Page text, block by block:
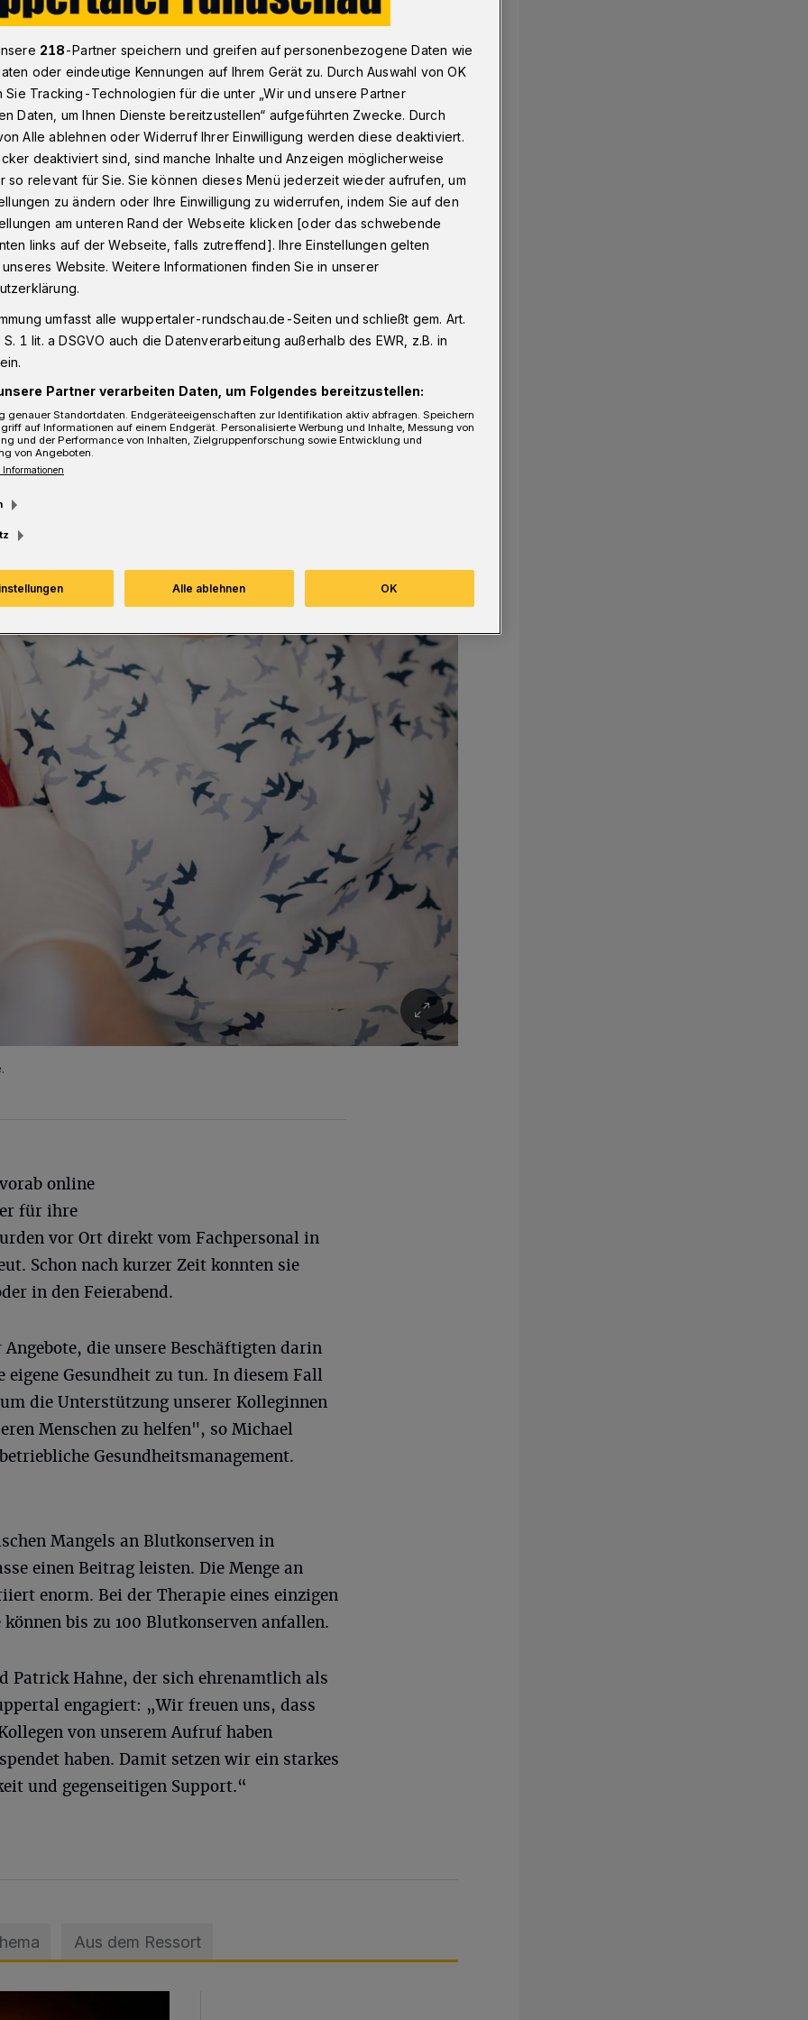
Sparkassen-Belegschaft spendete Blut
der Sparkasse Wuppertal haben in
Blut gespendet. Das Team
dazu gemeinsam mit dem DRK-
knapp fünfstündige Aktion organisiert.
online
für ihre
vor Ort direkt vom Fachpersonal in
Schon nach kurzer Zeit konnten sie
in den Feierabend.
die unsere Beschäftigten darin
Gesundheit zu tun. In diesem Fall
die Unterstützung unserer Kolleginnen
Menschen zu helfen", so Michael
Gesundheitsmanagement.
Mangels an Blutkonserven in
einen Beitrag leisten. Die Menge an
enorm. Bei der Therapie eines einzigen
bis zu 100 Blutkonserven anfallen.
Patrick Hahne, der sich ehrenamtlich als
engagiert: „Wir freuen uns, dass
von unserem Aufruf haben
haben. Damit setzen wir ein starkes
und gegenseitigen Support.“
Aus dem Ressort
218-Partner speichern und greifen auf personenbezogene Daten wie
oder eindeutige Kennungen auf Ihrem Gerät zu. Durch Auswahl von OK
Sie Tracking-Technologien für die unter „Wir und unsere Partner
Daten, um Ihnen Dienste bereitzustellen“ aufgeführten Zwecke. Durch
Alle ablehnen oder Widerruf Ihrer Einwilligung werden diese deaktiviert.
deaktiviert sind, sind manche Inhalte und Anzeigen möglicherweise
so relevant für Sie. Sie können dieses Menü jederzeit wieder aufrufen, um
zu ändern oder Ihre Einwilligung zu widerrufen, indem Sie auf den
am unteren Rand der Webseite klicken [oder das schwebende
links auf der Webseite, falls zutreffend]. Ihre Einstellungen gelten
Website. Weitere Informationen finden Sie in unserer
umfasst alle wuppertaler-rundschau.de-Seiten und schließt gem. Art.
1 lit. a DSGVO auch die Datenverarbeitung außerhalb des EWR, z.B. in
Partner verarbeiten Daten, um Folgendes bereitzustellen:
genauer Standortdaten. Endgeräteeigenschaften zur Identifikation aktiv abfragen. Speichern
auf Informationen auf einem Endgerät. Personalisierte Werbung und Inhalte, Messung von
und der Performance von Inhalten, Zielgruppenforschung sowie Entwicklung und
von Angeboten.
Alle ablehnen OK